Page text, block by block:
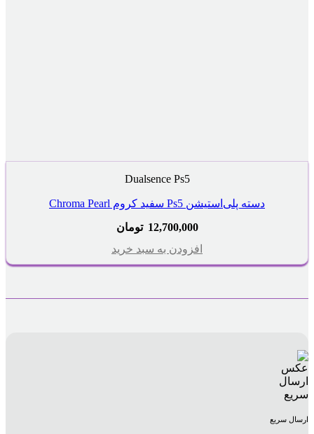
Dualsence Ps5
دسته پلی‌استیشن Ps5 سفید کروم Chroma Pearl
12,700,000 تومان
افزودن به سبد خرید
ارسال سریع